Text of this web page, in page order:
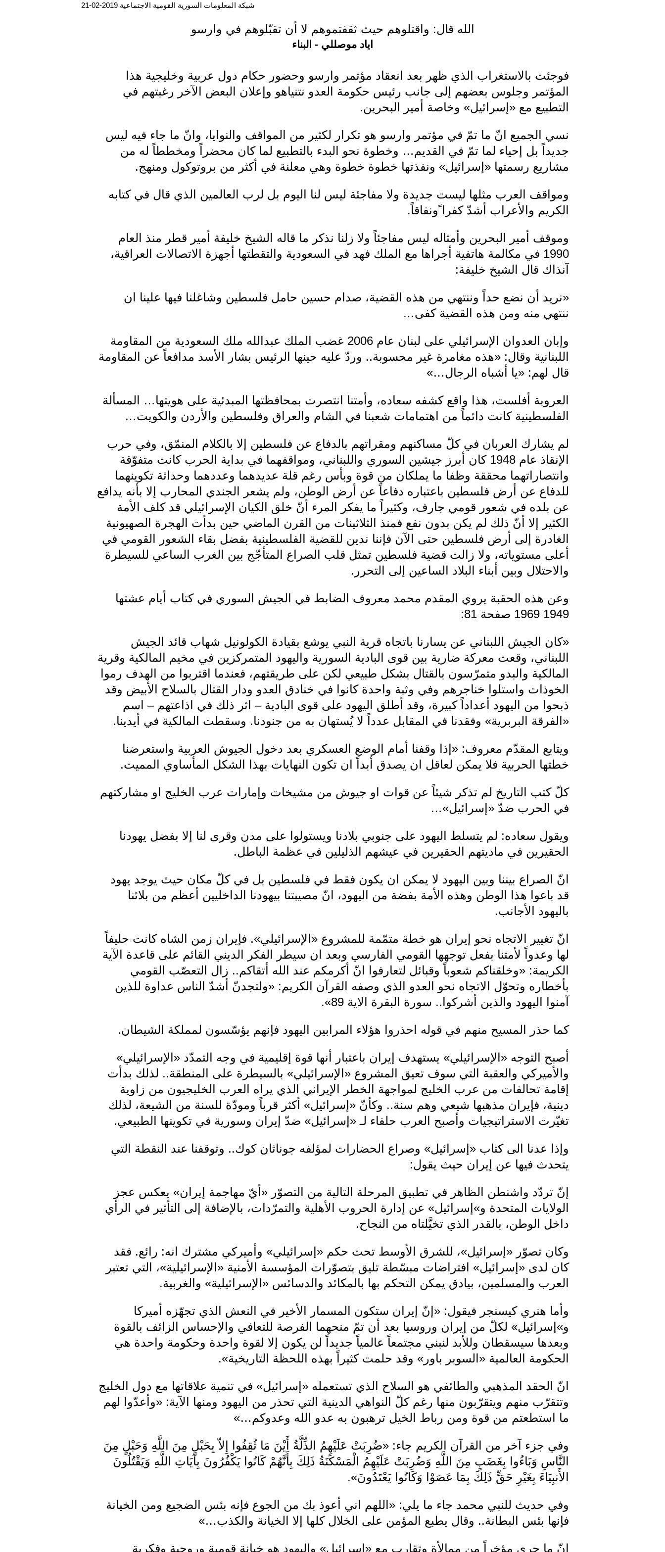
شبكة المعلومات السورية القومية الاجتماعية 2019-02-21
الله قال: واقتلوهم حيث ثقفتموهم لا أن تقبّلوهم في وارسو
اياد موصللي - البناء
فوجئت بالاستغراب الذي ظهر بعد انعقاد مؤتمر وارسو وحضور حكام دول عربية وخليجية هذا
المؤتمر وجلوس بعضهم إلى جانب رئيس حكومة العدو نتنياهو وإعلان البعض الآخر رغبتهم في
التطبيع مع «إسرائيل» وخاصة أمير البحرين.
نسي الجميع انّ ما تمّ في مؤتمر وارسو هو تكرار لكثير من المواقف والنوايا، وانّ ما جاء فيه ليس
جديداً بل إحياء لما تمّ في القديم… وخطوة نحو البدء بالتطبيع لما كان محضراً ومخططاً له من
مشاريع رسمتها «إسرائيل» ونفذتها خطوة خطوة وهي معلنة في أكثر من بروتوكول ومنهج.
ومواقف العرب مثلها ليست جديدة ولا مفاجئة ليس لنا اليوم بل لرب العالمين الذي قال في كتابه
الكريم والأعراب أشدّ كفرا ًونفاقاً.
وموقف أمير البحرين وأمثاله ليس مفاجئاً ولا زلنا نذكر ما قاله الشيخ خليفة أمير قطر منذ العام
1990 في مكالمة هاتفية أجراها مع الملك فهد في السعودية والتقطتها أجهزة الاتصالات العراقية،
آنذاك قال الشيخ خليفة:
«نريد أن نضع حداً وننتهي من هذه القضية، صدام حسين حامل فلسطين وشاغلنا فيها علينا ان
ننتهي منه ومن هذه القضية كفى…
وإبان العدوان الإسرائيلي على لبنان عام 2006 غضب الملك عبدالله ملك السعودية من المقاومة
اللبنانية وقال: «هذه مغامرة غير محسوبة.. وردّ عليه حينها الرئيس بشار الأسد مدافعاً عن المقاومة
قال لهم: «يا أشباه الرجال…»
العروبة أفلست، هذا واقع كشفه سعاده، وأمتنا انتصرت بمحافظتها المبدئية على هويتها… المسألة
الفلسطينية كانت دائماً من اهتمامات شعبنا في الشام والعراق وفلسطين والأردن والكويت…
لم يشارك العربان في كلّ مساكنهم ومقراتهم بالدفاع عن فلسطين إلا بالكلام المنمّق، وفي حرب
الإنقاذ عام 1948 كان أبرز جيشين السوري واللبناني، ومواقفهما في بداية الحرب كانت متفوّقة
وانتصاراتهما محققة وظفا ما يملكان من قوة وبأس رغم قلة عديدهما وعددهما وحداثة تكوينهما
للدفاع عن أرض فلسطين باعتباره دفاعاً عن أرض الوطن، ولم يشعر الجندي المحارب إلا بأنه يدافع
عن بلده في شعور قومي جارف، وكثيراً ما يفكر المرء أنّ خلق الكيان الإسرائيلي قد كلف الأمة
الكثير إلا أنّ ذلك لم يكن بدون نفع فمنذ الثلاثينات من القرن الماضي حين بدأت الهجرة الصهيونية
الغادرة إلى أرض فلسطين حتى الآن فإننا ندين للقضية الفلسطينية بفضل بقاء الشعور القومي في
أعلى مستوياته، ولا زالت قضية فلسطين تمثل قلب الصراع المتأجّج بين الغرب الساعي للسيطرة
والاحتلال وبين أبناء البلاد الساعين إلى التحرر.
وعن هذه الحقبة يروي المقدم محمد معروف الضابط في الجيش السوري في كتاب أيام عشتها
1949 1969 صفحة 81:
«كان الجيش اللبناني عن يسارنا باتجاه قرية النبي يوشع بقيادة الكولونيل شهاب قائد الجيش
اللبناني، وقعت معركة ضارية بين قوى البادية السورية واليهود المتمركزين في مخيم المالكية وقرية
المالكية والبدو متمرّسون بالقتال بشكل طبيعي لكن على طريقتهم، فعندما اقتربوا من الهدف رموا
الخوذات واستلوا خناجرهم وفي وثبة واحدة كانوا في خنادق العدو ودار القتال بالسلاح الأبيض وقد
ذبحوا من اليهود أعداداً كبيرة، وقد أطلق اليهود على قوى البادية – اثر ذلك في اذاعتهم – اسم
«الفرقة البربرية» وفقدنا في المقابل عدداً لا يُستهان به من جنودنا. وسقطت المالكية في أيدينا.
ويتابع المقدّم معروف: «إذا وقفنا أمام الوضع العسكري بعد دخول الجيوش العربية واستعرضنا
خطتها الحربية فلا يمكن لعاقل ان يصدق أبداً ان تكون النهايات بهذا الشكل المأساوي المميت.
كلّ كتب التاريخ لم تذكر شيئاً عن قوات او جيوش من مشيخات وإمارات عرب الخليج او مشاركتهم
في الحرب ضدّ «إسرائيل»…
ويقول سعاده: لم يتسلط اليهود على جنوبي بلادنا ويستولوا على مدن وقرى لنا إلا بفضل يهودنا
الحقيرين في ماديتهم الحقيرين في عيشهم الذليلين في عظمة الباطل.
انّ الصراع بيننا وبين اليهود لا يمكن ان يكون فقط في فلسطين بل في كلّ مكان حيث يوجد يهود
قد باعوا هذا الوطن وهذه الأمة بفضة من اليهود، انّ مصيبتنا بيهودنا الداخليين أعظم من بلائنا
باليهود الأجانب.
انّ تغيير الاتجاه نحو إيران هو خطة متمّمة للمشروع «الإسرائيلي». فإيران زمن الشاه كانت حليفاً
لها وعدواً لأمتنا بفعل توجهها القومي الفارسي وبعد ان سيطر الفكر الديني القائم على قاعدة الآية
الكريمة: «وخلقناكم شعوباً وقبائل لتعارفوا انّ أكرمكم عند الله أتقاكم.. زال التعصّب القومي
بأخطاره وتحوّل الاتجاه نحو العدو الذي وصفه القرآن الكريم: «ولتجدنّ أشدّ الناس عداوة للذين
آمنوا اليهود والذين أشركوا.. سورة البقرة الاية 89».
كما حذر المسيح منهم في قوله احذروا هؤلاء المرابين اليهود فإنهم يؤسّسون لمملكة الشيطان.
أصبح التوجه «الإسرائيلي» يستهدف إيران باعتبار أنها قوة إقليمية في وجه التمدّد «الإسرائيلي»
والأميركي والعقبة التي سوف تعيق المشروع «الإسرائيلي» بالسيطرة على المنطقة.. لذلك بدأت
إقامة تحالفات من عرب الخليج لمواجهة الخطر الإيراني الذي يراه العرب الخليجيون من زاوية
دينية، فإيران مذهبها شيعي وهم سنة.. وكأنّ «إسرائيل» أكثر قرباً ومودّة للسنة من الشيعة، لذلك
تغيّرت الاستراتيجيات وأصبح العرب حلفاء لـ «إسرائيل» ضدّ إيران وسورية في تكوينها الطبيعي.
وإذا عدنا الى كتاب «إسرائيل» وصراع الحضارات لمؤلفه جوناثان كوك.. وتوقفنا عند النقطة التي
يتحدث فيها عن إيران حيث يقول:
إنّ تردّد واشنطن الظاهر في تطبيق المرحلة التالية من التصوّر «أيّ مهاجمة إيران» يعكس عجز
الولايات المتحدة و»إسرائيل» عن إدارة الحروب الأهلية والتمرّدات، بالإضافة إلى التأثير في الرأي
داخل الوطن، بالقدر الذي تخيَّلتاه من النجاح.
وكان تصوّر «إسرائيل»، للشرق الأوسط تحت حكم «إسرائيلي» وأميركي مشترك انه: رائع. فقد
كان لدى «إسرائيل» افتراضات مبسّطة تليق بتصوّرات المؤسسة الأمنية «الإسرائيلية»، التي تعتبر
العرب والمسلمين، بيادق يمكن التحكم بها بالمكائد والدسائس «الإسرائيلية» والغربية.
وأما هنري كيسنجر فيقول: «إنّ إيران ستكون المسمار الأخير في النعش الذي تجهّزه أميركا
و»إسرائيل» لكلّ من إيران وروسيا بعد أن تمّ منحهما الفرصة للتعافي والإحساس الزائف بالقوة
وبعدها سيسقطان وللأبد لنبني مجتمعاً عالمياً جديداً لن يكون إلا لقوة واحدة وحكومة واحدة هي
الحكومة العالمية «السوبر باور» وقد حلمت كثيراً بهذه اللحظة التاريخية».
انّ الحقد المذهبي والطائفي هو السلاح الذي تستعمله «إسرائيل» في تنمية علاقاتها مع دول الخليج
وتتقرّب منهم ويتقرّبون منها رغم كلّ النواهي الدينية التي تحذر من اليهود ومنها الآية: «وأعدّوا لهم
ما استطعتم من قوة ومن رباط الخيل ترهبون به عدو الله وعدوكم…»
وفي جزء آخر من القرآن الكريم جاء: «ضُرِبَتْ عَلَيْهِمُ الذِّلَّةُ أَيْنَ مَا ثُقِفُوا إِلاّ بِحَبْلٍ مِنَ اللَّهِ وَحَبْلٍ مِنَ
النَّاسِ وَبَاءُوا بِغَضَبٍ مِنَ اللَّهِ وَضُرِبَتْ عَلَيْهِمُ الْمَسْكَنَةُ ذَلِكَ بِأَنَّهُمْ كَانُوا يَكْفُرُونَ بِآيَاتِ اللَّهِ وَيَقْتُلُونَ
الأَنبِيَاءَ بِغَيْرِ حَقٍّ ذَلِكَ بِمَا عَصَوْا وَكَانُوا يَعْتَدُونَ».
وفي حديث للنبي محمد جاء ما يلي: «اللهم اني أعوذ بك من الجوع فإنه بئس الضجيع ومن الخيانة
فإنها بئس البطانة.. وقال يطبع المؤمن على الخلال كلها إلا الخيانة والكذب…»
انّ ما جرى مؤخراً من ممالأة وتقارب مع «إسرائيل» واليهود هو خيانة قومية وروحية وفكرية